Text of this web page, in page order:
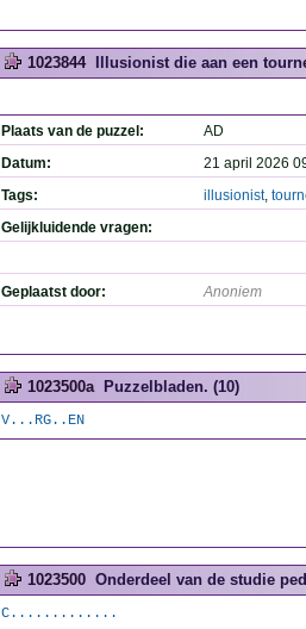
1023844 Illusionist die aan een
Plaats van de puzzel:
AD
Datum:
21 april 2026
Tags:
illusionist,
Gelijkluidende vragen:
Geplaatst door: Anoniem
1023500a Puzzelbladen. (10)
V...RG..EN
1023500 Onderdeel van de studie
C.............